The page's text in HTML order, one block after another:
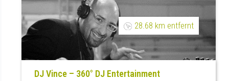
28.68 km entfernt
DJ Vince – 360° DJ Entertainment